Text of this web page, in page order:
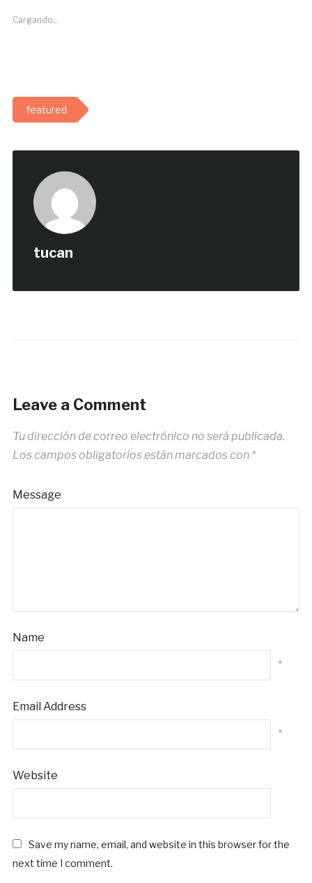
Cargando...
featured
tucan
Leave a Comment
Tu dirección de correo electrónico no será publicada.
Los campos obligatorios están marcados con *
Message
Name
*
Email Address
*
Website
Save my name, email, and website in this browser for the
next time I comment.